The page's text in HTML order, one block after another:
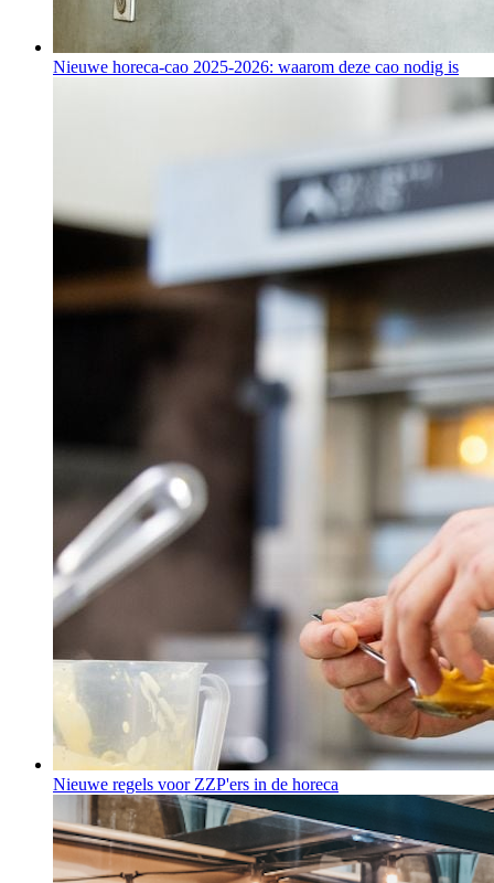
Nieuwe horeca-cao 2025-2026: waarom deze cao nodig is
Nieuwe regels voor ZZP'ers in de horeca